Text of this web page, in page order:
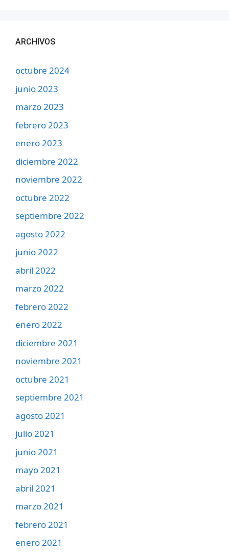
ARCHIVOS
octubre 2024
junio 2023
marzo 2023
febrero 2023
enero 2023
diciembre 2022
noviembre 2022
octubre 2022
septiembre 2022
agosto 2022
junio 2022
abril 2022
marzo 2022
febrero 2022
enero 2022
diciembre 2021
noviembre 2021
octubre 2021
septiembre 2021
agosto 2021
julio 2021
junio 2021
mayo 2021
abril 2021
marzo 2021
febrero 2021
enero 2021